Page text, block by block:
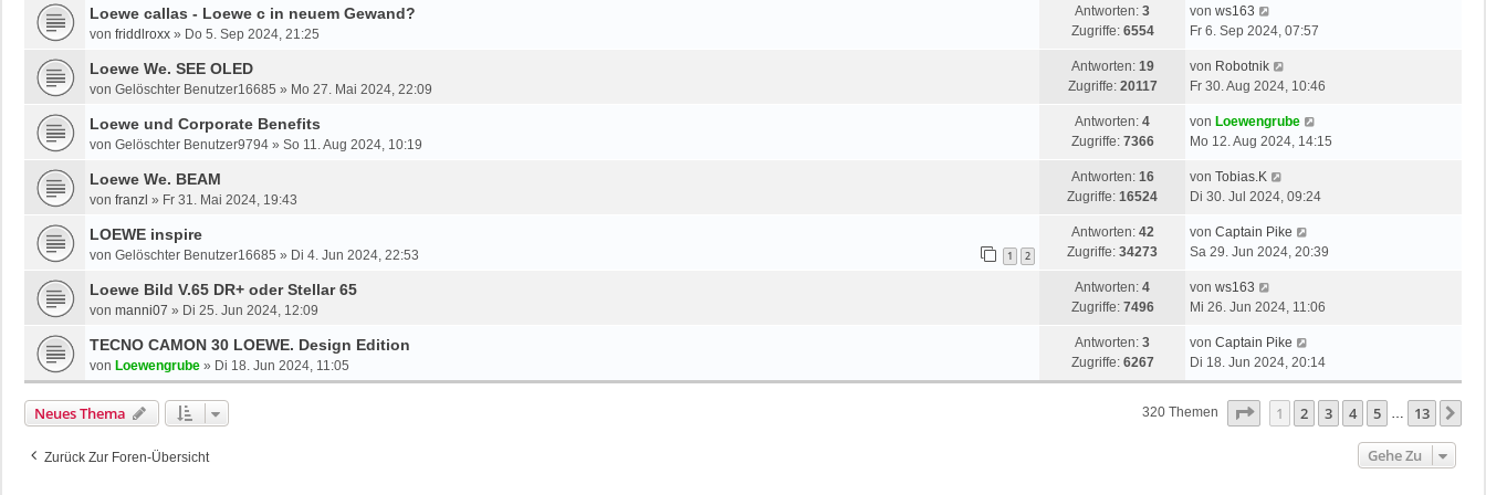
Loewe callas - Loewe c in neuem Gewand?
von friddlroxx » Do 5. Sep 2024, 21:25
Antworten: 3
Zugriffe: 6554
von ws163
Fr 6. Sep 2024, 07:57
Loewe We. SEE OLED
von Gelöschter Benutzer16685 » Mo 27. Mai 2024, 22:09
Antworten: 19
Zugriffe: 20117
von Robotnik
Fr 30. Aug 2024, 10:46
Loewe und Corporate Benefits
von Gelöschter Benutzer9794 » So 11. Aug 2024, 10:19
Antworten: 4
Zugriffe: 7366
von Loewengrube
Mo 12. Aug 2024, 14:15
Loewe We. BEAM
von franzl » Fr 31. Mai 2024, 19:43
Antworten: 16
Zugriffe: 16524
von Tobias.K
Di 30. Jul 2024, 09:24
LOEWE inspire
von Gelöschter Benutzer16685 » Di 4. Jun 2024, 22:53 1 2
Antworten: 42
Zugriffe: 34273
von Captain Pike
Sa 29. Jun 2024, 20:39
Loewe Bild V.65 DR+ oder Stellar 65
von manni07 » Di 25. Jun 2024, 12:09
Antworten: 4
Zugriffe: 7496
von ws163
Mi 26. Jun 2024, 11:06
TECNO CAMON 30 LOEWE. Design Edition
von Loewengrube » Di 18. Jun 2024, 11:05
Antworten: 3
Zugriffe: 6267
von Captain Pike
Di 18. Jun 2024, 20:14
Neues Thema 320 Themen Seite Von
1 2 3 4 5 … 13
Zurück Zur Foren-Übersicht Gehe Zu